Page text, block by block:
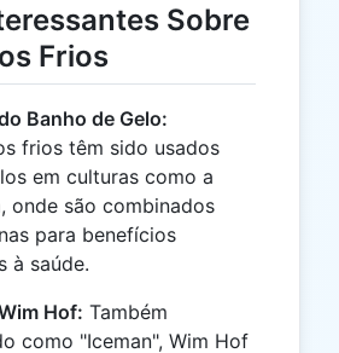
Sobre
Frios
Banho de Gelo:
frios têm sido usados
em culturas como a
onde são combinados
para benefícios
à saúde.
Hof: Também
como "Iceman", Wim Hof